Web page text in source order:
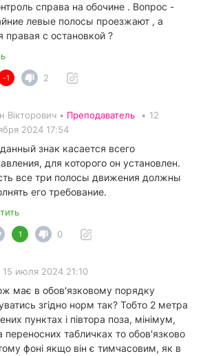
справа на обочине . Вопрос -
левые полосы проезжают , а
правая с остановкой ?
-1 2
Вікторович • Преподаватель • 12
2024 17:54
знак касается всего
для которого он установлен.
все три полосы движения должны
его требование.
1 0
15 июля 2024 21:10
має в обов'язковому порядку
згідно норм так? Тобто 2 метра
пунктах і півтора поза, мінімум,
переносних табличках то обов'язково
фоні якщо він є тимчасовим, як в